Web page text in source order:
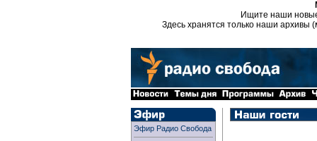
Ищите наши
Здесь хранятся только наши архивы
Эфир Радио Свобода